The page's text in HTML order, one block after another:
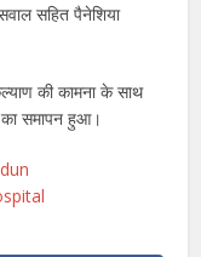
सहित पैनेशिया
की कामना के साथ
समापन हुआ।